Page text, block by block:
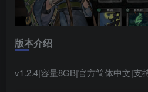
版本介绍
v1.2.4|容量8GB|官方简体中文|支